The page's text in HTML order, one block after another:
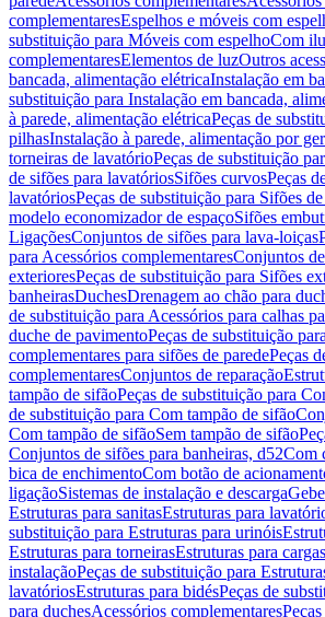
complementaresEspelhos e móveis com
substituição para Móveis com espelhoCom
complementaresElementos de luzOutros
bancada, alimentação elétricaInstalação em
substituição para Instalação em bancada,
à parede, alimentação elétricaPeças de
pilhasInstalação à parede, alimentação por
torneiras de lavatórioPeças de substituição
de sifões para lavatóriosSifões curvosPeças
lavatóriosPeças de substituição para Sifões
modelo economizador de espaçoSifões
LigaçõesConjuntos de sifões para lava-loiças
para Acessórios complementaresConjuntos
exterioresPeças de substituição para Sifões
banheirasDuchesDrenagem ao chão para
de substituição para Acessórios para calhas
duche de pavimentoPeças de substituição
complementares para sifões de paredePeças
complementaresConjuntos de reparação
tampão de sifãoPeças de substituição para
de substituição para Com tampão de sifão
Com tampão de sifãoSem tampão de sifão
Conjuntos de sifões para banheiras, d52Com
bica de enchimentoCom botão de
ligaçãoSistemas de instalação e descarga
Estruturas para sanitasEstruturas para
substituição para Estruturas para urinóis
Estruturas para torneirasEstruturas para cargas
instalaçãoPeças de substituição para
lavatóriosEstruturas para bidésPeças de
para duchesAcessórios complementares